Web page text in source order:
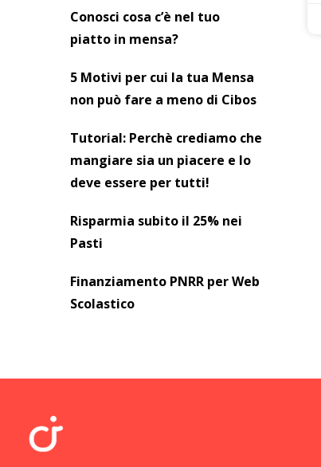
Conosci cosa c’è nel tuo
piatto in mensa?
5 Motivi per cui la tua Mensa
non può fare a meno di Cibos
Tutorial: Perchè crediamo che
mangiare sia un piacere e lo
deve essere per tutti!
Risparmia subito il 25% nei
Pasti
Finanziamento PNRR per Web
Scolastico